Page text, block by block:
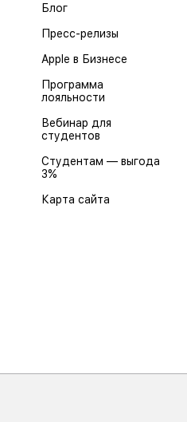
Блог
Пресс-релизы
Apple в Бизнесе
Программа
лояльности
Вебинар для
студентов
Студентам — выгода
3%
Карта сайта